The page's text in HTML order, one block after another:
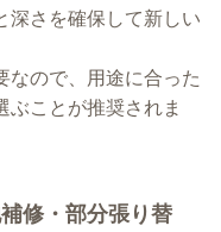
深さを確保して新しい
なので、用途に合った
ぶことが推奨されま
修・部分張り替